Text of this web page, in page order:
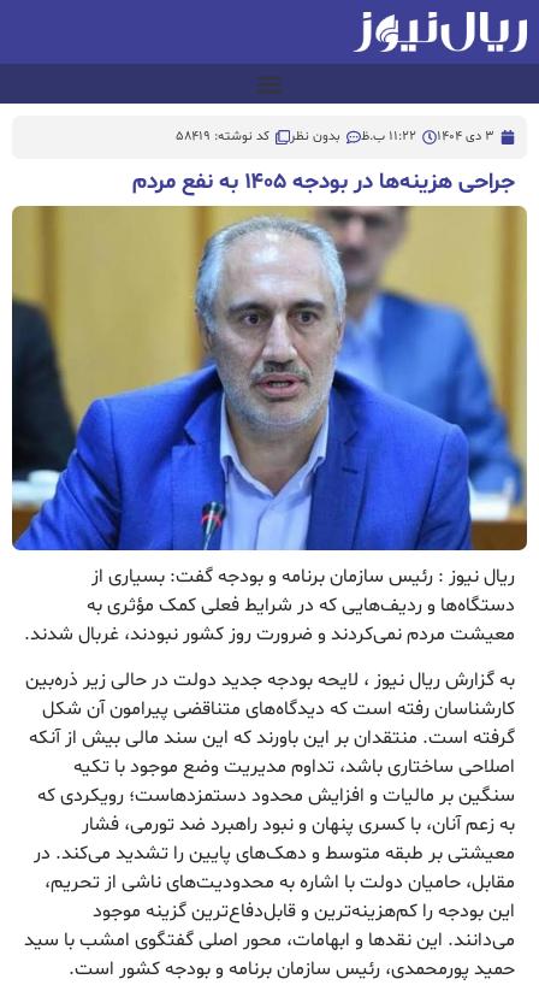
3 دی 1404 11:22 ب.ظ بدون نظر کد نوشته: 58419
جراحی هزینه‌ها در بودجه‌ ۱۴۰۵ به نفع مردم
ریال نیوز : رئیس سازمان برنامه و بودجه گفت: بسیاری از
دستگاه‌ها و ردیف‌هایی که در شرایط فعلی کمک مؤثری به
معیشت مردم نمی‌کردند و ضرورت روز کشور نبودند، غربال شدند.
به گزارش ریال نیوز ، لایحه بودجه جدید دولت در حالی زیر ذره‌بین
کارشناسان رفته است که دیدگاه‌های متناقضی پیرامون آن شکل
گرفته است. منتقدان بر این باورند که این سند مالی بیش از آنکه
اصلاحی ساختاری باشد، تداوم مدیریت وضع موجود با تکیه
سنگین بر مالیات و افزایش محدود دستمزدهاست؛ رویکردی که
به زعم آنان، با کسری پنهان و نبود راهبرد ضد تورمی، فشار
معیشتی بر طبقه متوسط و دهک‌های پایین را تشدید می‌کند. در
مقابل، حامیان دولت با اشاره به محدودیت‌های ناشی از تحریم،
این بودجه را کم‌هزینه‌ترین و قابل‌دفاع‌ترین گزینه موجود
می‌دانند. این نقدها و ابهامات، محور اصلی گفتگوی امشب با سید
حمید پورمحمدی، رئیس سازمان برنامه و بودجه کشور است.